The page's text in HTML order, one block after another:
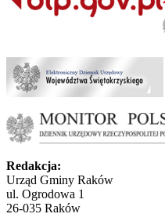
Redakcja:
Urząd Gminy Raków
ul. Ogrodowa 1
26-035 Raków